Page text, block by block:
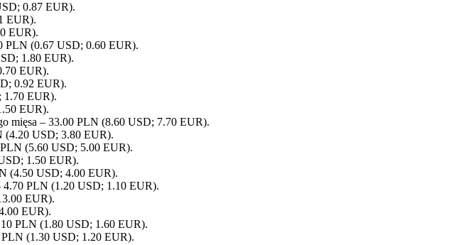
0.87 EUR).
EUR).
EUR).
PLN (0.67 USD; 0.60 EUR).
1.80 EUR).
EUR).
0.92 EUR).
1.70 EUR).
EUR).
mięsa – 33.00 PLN (8.60 USD; 7.70 EUR).
(4.20 USD; 3.80 EUR).
(5.60 USD; 5.00 EUR).
1.50 EUR).
(4.50 USD; 4.00 EUR).
PLN (1.20 USD; 1.10 EUR).
EUR).
EUR).
PLN (1.80 USD; 1.60 EUR).
PLN (1.30 USD; 1.20 EUR).